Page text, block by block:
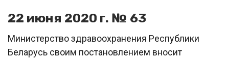
22 июня 2020 г. № 63
Министерство здравоохранения Республики
Беларусь своим постановлением вносит